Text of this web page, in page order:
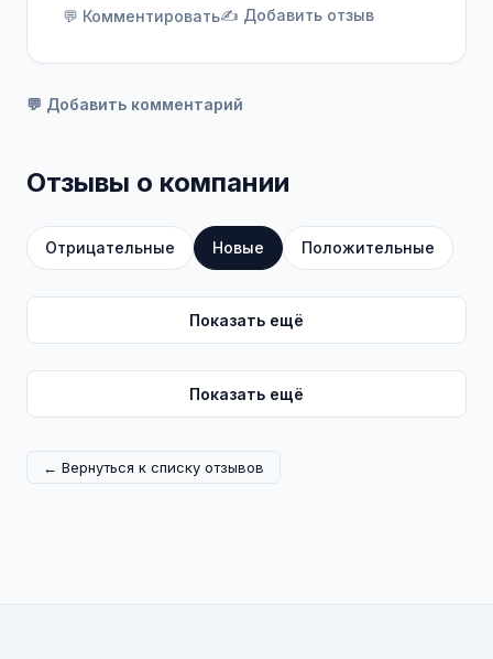
💬 Комментировать✍️ Добавить отзыв
💬 Добавить комментарий
Отзывы о компании
Отрицательные Новые Положительные
Показать ещё
Показать ещё
← Вернуться к списку отзывов